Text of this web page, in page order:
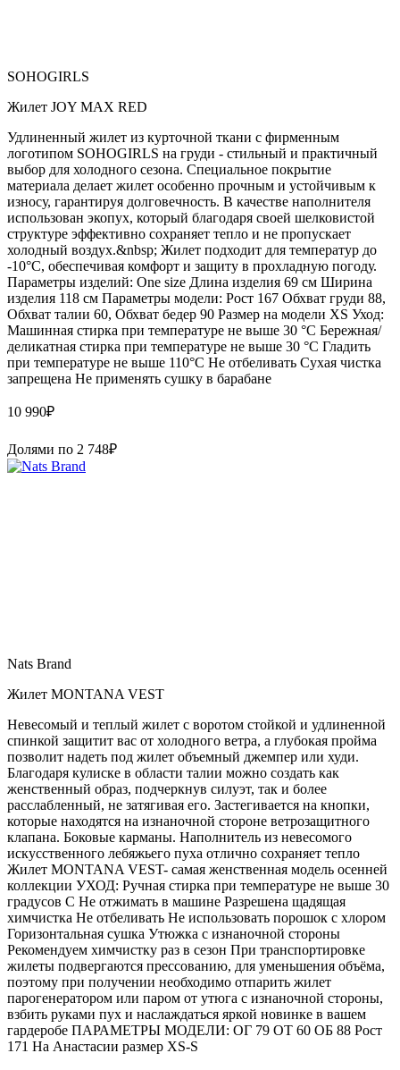
SOHOGIRLS
Жилет JOY MAX RED
Удлиненный жилет из курточной ткани с фирменным
логотипом SOHOGIRLS на груди - стильный и практичный
выбор для холодного сезона. Специальное покрытие
материала делает жилет особенно прочным и устойчивым к
износу, гарантируя долговечность. В качестве наполнителя
использован экопух, который благодаря своей шелковистой
структуре эффективно сохраняет тепло и не пропускает
холодный воздух.&nbsp; Жилет подходит для температур до
-10°C, обеспечивая комфорт и защиту в прохладную погоду.
Параметры изделий: One size Длина изделия 69 см Ширина
изделия 118 см Параметры модели: Рост 167 Обхват груди 88,
Обхват талии 60, Обхват бедер 90 Размер на модели XS Уход:
Машинная стирка при температуре не выше 30 °C Бережная/
деликатная стирка при температуре не выше 30 °C Гладить
при температуре не выше 110°C Не отбеливать Сухая чистка
запрещена Не применять сушку в барабане
10 990₽
Долями по 2 748₽
Nats Brand
Жилет MONTANA VEST
Невесомый и теплый жилет с воротом стойкой и удлиненной
спинкой защитит вас от холодного ветра, а глубокая пройма
позволит надеть под жилет объемный джемпер или худи.
Благодаря кулиске в области талии можно создать как
женственный образ, подчеркнув силуэт, так и более
расслабленный, не затягивая его. Застегивается на кнопки,
которые находятся на изнаночной стороне ветрозащитного
клапана. Боковые карманы. Наполнитель из невесомого
искусственного лебяжьего пуха отлично сохраняет тепло
Жилет MONTANA VEST- самая женственная модель осенней
коллекции УХОД: Ручная стирка при температуре не выше 30
градусов С Не отжимать в машине Разрешена щадящая
химчистка Не отбеливать Не использовать порошок с хлором
Горизонтальная сушка Утюжка с изнаночной стороны
Рекомендуем химчистку раз в сезон При транспортировке
жилеты подвергаются прессованию, для уменьшения объёма,
поэтому при получении необходимо отпарить жилет
парогенератором или паром от утюга с изнаночной стороны,
взбить руками пух и наслаждаться яркой новинке в вашем
гардеробе ПАРАМЕТРЫ МОДЕЛИ: ОГ 79 ОТ 60 ОБ 88 Рост
171 На Анастасии размер XS-S